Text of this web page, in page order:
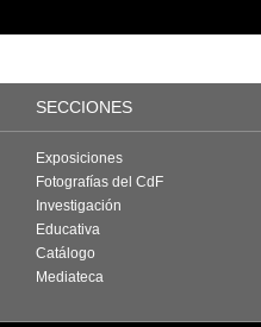
SECCIONES
Exposiciones
Fotografías del CdF
Investigación
Educativa
Catálogo
Mediateca